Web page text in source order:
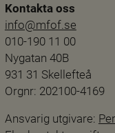
Kontakta oss
info@mfof.se
010-190 11 00
Nygatan 40B
931 31 Skellefteå
Orgnr: 202100-4169
Ansvarig utgivare: